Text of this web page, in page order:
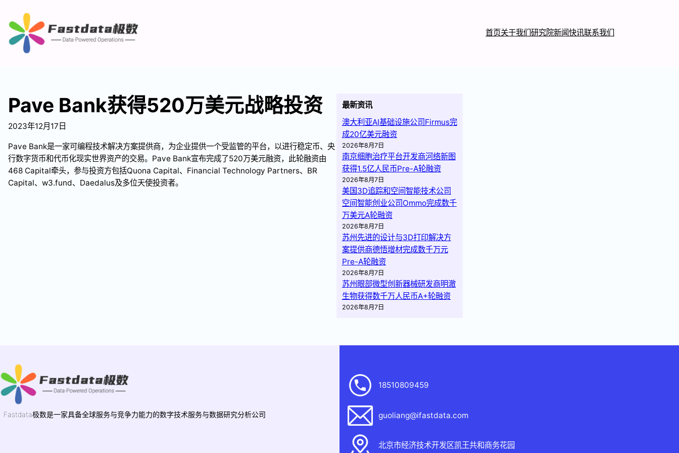
首页关于我们 研究院新闻快讯联系我们
Pave Bank获得520万美元战略投资
2023年12月17日
Pave Bank是一家可编程技术解决方案提供商，为企业提供一个受监管的平台，以进行稳定币、央
行数字货币和代币化现实世界资产的交易。Pave Bank宣布完成了520万美元融资，此轮融资由
468 Capital牵头，参与投资方包括Quona Capital、Financial Technology Partners、BR
Capital、w3.fund、Daedalus及多位天使投资者。
最新资讯
澳大利亚AI基础设施公司Firmus完
成20亿美元融资
2026年8月7日
南京细胞治疗平台开发商河络新图
获得1.5亿人民币Pre-A轮融资
2026年8月7日
美国3D追踪和空间智能技术公司
空间智能创业公司Ommo完成数千
万美元A轮融资
2026年8月7日
苏州先进的设计与3D打印解决方
案提供商德悟增材完成数千万元
Pre-A轮融资
2026年8月7日
苏州眼部微型创新器械研发商明澈
生物获得数千万人民币A+轮融资
2026年8月7日
Fastdata极数是一家具备全球服务与竞争力能力的数字技术服务与数据研究分析公司
18510809459
guoliang@ifastdata.com
北京市经济技术开发区凯王共和商务花园